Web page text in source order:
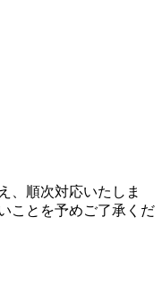
、順次対応いたしま
ことを予めご了承くだ